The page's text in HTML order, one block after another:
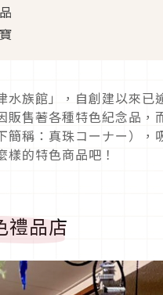
水族館」，自創建以來
販售著各種特色紀念品
簡稱：真珠コーナー）
的特色商品吧！
禮品店